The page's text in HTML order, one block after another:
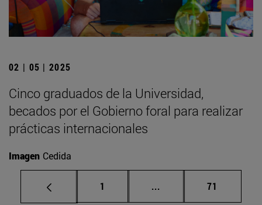
02 | 05 | 2025
Cinco graduados de la Universidad,
becados por el Gobierno foral para realizar
prácticas internacionales
Imagen Cedida
Página
1 ... Páginas intermedias
Página
71